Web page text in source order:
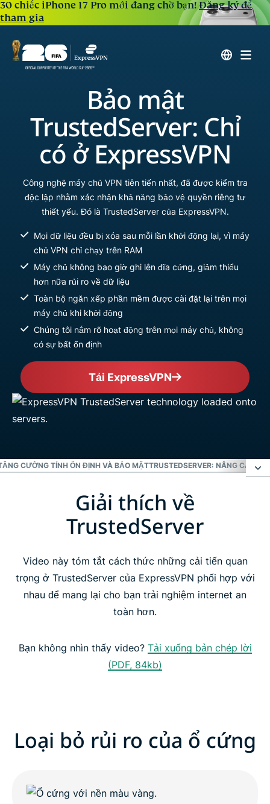
30 chiếc iPhone 17 Pro mới đang chờ bạn!Đăng ký để
tham gia
Bảo mật
TrustedServer: Chỉ
có ở ExpressVPN
Công nghệ máy chủ VPN tiên tiến nhất, đã được kiểm tra
độc lập nhằm xác nhận khả năng bảo vệ quyền riêng tư
thiết yếu. Đó là TrustedServer của ExpressVPN.
Mọi dữ liệu đều bị xóa sau mỗi lần khởi động lại, vì máy
chủ VPN chỉ chạy trên RAM
Máy chủ không bao giờ ghi lên đĩa cứng, giảm thiểu
hơn nữa rủi ro về dữ liệu
Toàn bộ ngăn xếp phần mềm được cài đặt lại trên mọi
máy chủ khi khởi động
Chúng tôi nắm rõ hoạt động trên mọi máy chủ, không
có sự bất ổn định
Tải ExpressVPN
CƯỜNG TÍNH ỔN ĐỊNH VÀ BẢO MẬTTRUSTEDSERVER: NÂNG CAO
Giải thích về TrustedServer
Loại bỏ rủi ro của ổ cứng
TrustedServer tăng cường tính ổn định và bảo mật
TrustedServer: Nâng cao tiêu chuẩn bảo mật
Tải VPN duy nhất có công nghệ TrustedServer
Giải thích về
TrustedServer
Video này tóm tắt cách thức những cải tiến quan
trọng ở TrustedServer của ExpressVPN phối hợp với
nhau để mang lại cho bạn trải nghiệm internet an
toàn hơn.
Bạn không nhìn thấy video? Tải xuống bản chép lời
(PDF, 84kb)
Loại bỏ rủi ro của ổ cứng